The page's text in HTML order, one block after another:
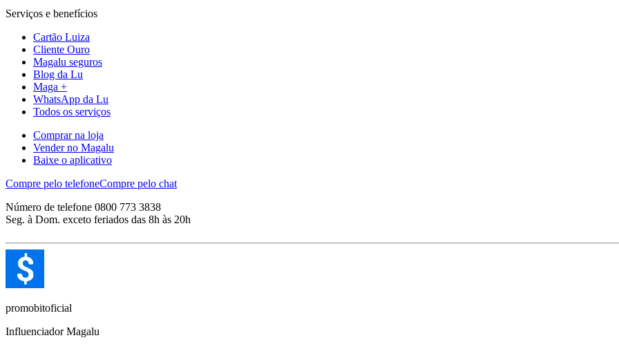
Serviços e benefícios
Cartão Luiza
Cliente Ouro
Magalu seguros
Blog da Lu
Maga +
WhatsApp da Lu
Todos os serviços
Comprar na loja
Vender no Magalu
Baixe o aplicativo
Compre pelo telefoneCompre pelo chat
Número de telefone 0800 773 3838
Seg. à Dom. exceto feriados das 8h às 20h
promobitoficial
Influenciador Magalu